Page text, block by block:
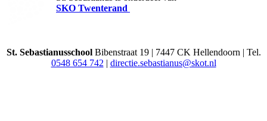
SKO Twenterand
St. Sebastianusschool Bibenstraat 19 | 7447 CK Hellendoorn | Tel.
0548 654 742 | directie.sebastianus@skot.nl